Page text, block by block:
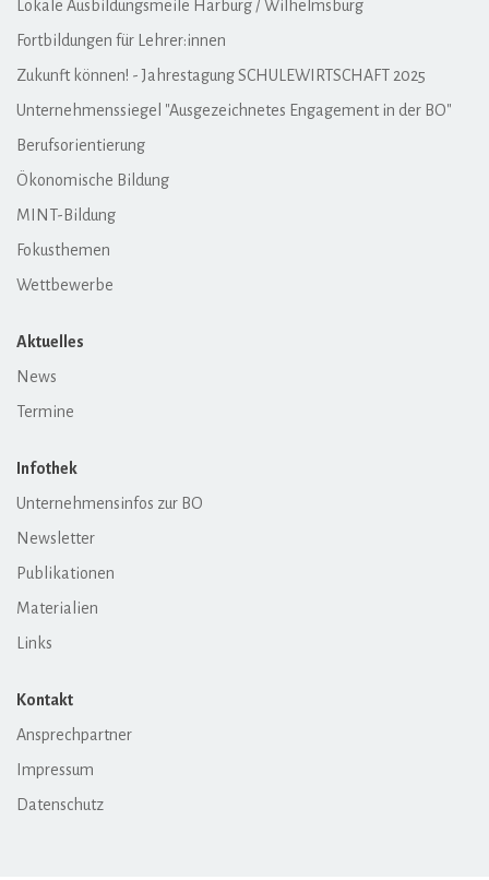
Lokale Ausbildungsmeile Harburg / Wilhelmsburg
Fortbildungen für Lehrer:innen
Zukunft können! - Jahrestagung SCHULEWIRTSCHAFT 2025
Unternehmenssiegel "Ausgezeichnetes Engagement in der BO"
Berufsorientierung
Ökonomische Bildung
MINT-Bildung
Fokusthemen
Wettbewerbe
Aktuelles
News
Termine
Infothek
Unternehmensinfos zur BO
Newsletter
Publikationen
Materialien
Links
Kontakt
Ansprechpartner
Impressum
Datenschutz